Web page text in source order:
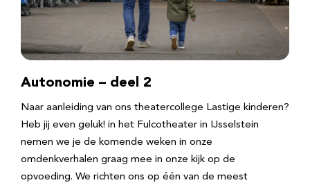
Autonomie – deel 2
Naar aanleiding van ons theatercollege Lastige kinderen?
Heb jij even geluk! in het Fulcotheater in IJsselstein
nemen we je de komende weken in onze
omdenkverhalen graag mee in onze kijk op de
opvoeding. We richten ons op één van de meest